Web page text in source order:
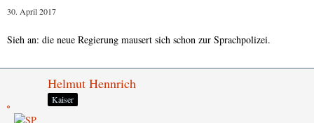
30. April 2017
Sieh an: die neue Regierung mausert sich schon zur Sprachpolizei.
Helmut Hennrich
Kaiser